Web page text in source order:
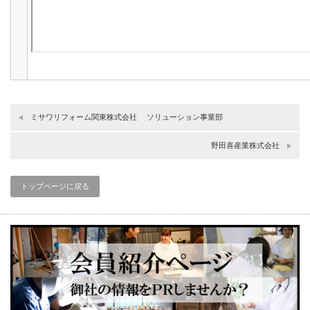
ミサワリフォーム関東株式会社 ソリューション事業部
野田喜産業株式会社
トップページに戻る